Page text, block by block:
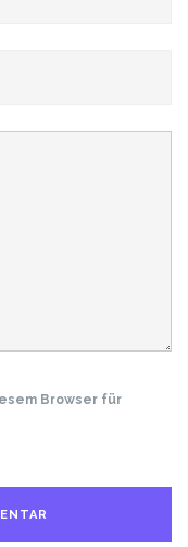
Browser für